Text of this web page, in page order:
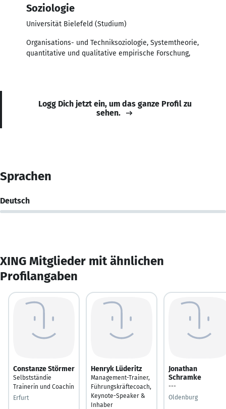
Soziologie
Universität Bielefeld (Studium)
Organisations- und Techniksoziologie, Systemtheorie,
quantitative und qualitative empirische Forschung,
Logg Dich jetzt ein, um das ganze Profil zu
sehen.
Sprachen
Deutsch
XING Mitglieder mit ähnlichen
Profilangaben
Constanze Störmer
Selbstständie
Trainerin und Coachin
Erfurt
Henryk Lüderitz
Management-Trainer,
Führungskräftecoach,
Keynote-Speaker &
Inhaber
Jonathan
Schramke
---
Oldenburg